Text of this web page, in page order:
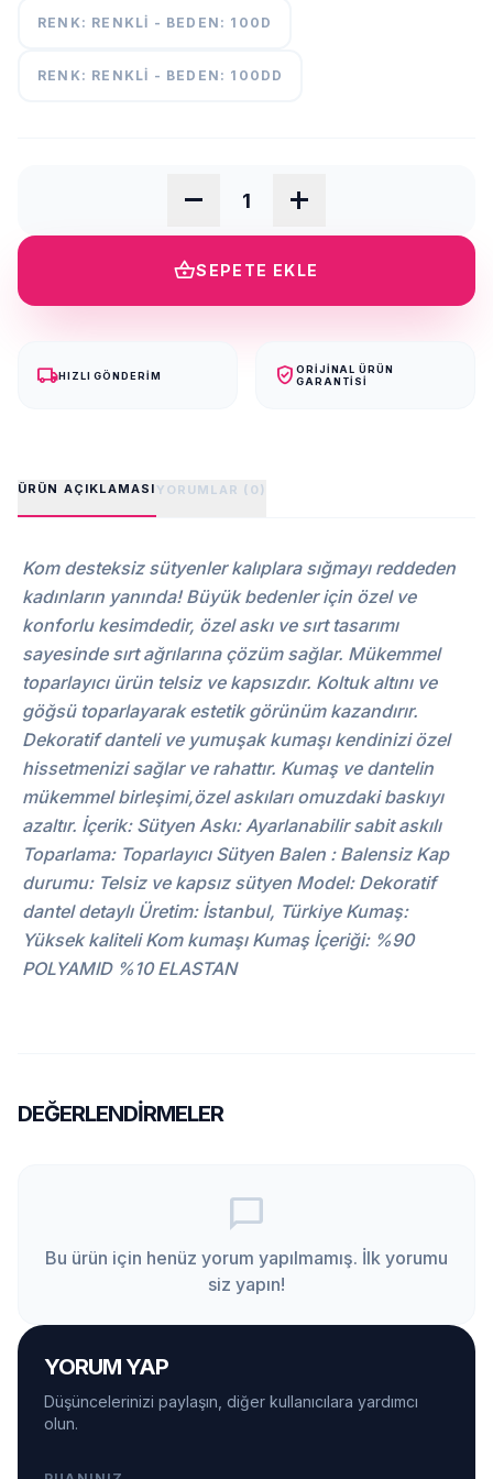
RENK: RENKLI - BEDEN: 100D
RENK: RENKLI - BEDEN: 100DD
remove add
shopping_basketSEPETE EKLE
local_shippingHIZLI GÖNDERIM verified_user ORIJINAL ÜRÜN
GARANTISI
ÜRÜN AÇIKLAMASIYORUMLAR (0)
Kom desteksiz sütyenler kalıplara sığmayı reddeden
kadınların yanında! Büyük bedenler için özel ve
konforlu kesimdedir, özel askı ve sırt tasarımı
sayesinde sırt ağrılarına çözüm sağlar. Mükemmel
toparlayıcı ürün telsiz ve kapsızdır. Koltuk altını ve
göğsü toparlayarak estetik görünüm kazandırır.
Dekoratif danteli ve yumuşak kumaşı kendinizi özel
hissetmenizi sağlar ve rahattır. Kumaş ve dantelin
mükemmel birleşimi,özel askıları omuzdaki baskıyı
azaltır. İçerik: Sütyen Askı: Ayarlanabilir sabit askılı
Toparlama: Toparlayıcı Sütyen Balen : Balensiz Kap
durumu: Telsiz ve kapsız sütyen Model: Dekoratif
dantel detaylı Üretim: İstanbul, Türkiye Kumaş:
Yüksek kaliteli Kom kumaşı Kumaş İçeriği: %90
POLYAMID %10 ELASTAN
DEĞERLENDIRMELER
chat_bubble_outline
Bu ürün için henüz yorum yapılmamış. İlk yorumu
siz yapın!
YORUM YAP
Düşüncelerinizi paylaşın, diğer kullanıcılara yardımcı
olun.